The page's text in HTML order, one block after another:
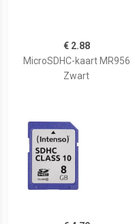
€ 2.88
MicroSDHC-kaart MR956
Zwart